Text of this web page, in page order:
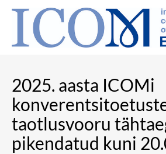
2025. aasta ICOMi
taotlusvooru
pikendatud kuni